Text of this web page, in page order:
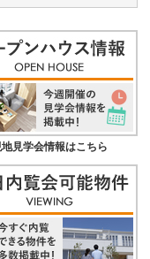
見学会情報はこちら